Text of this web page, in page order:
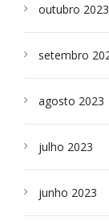
outubro 2023
setembro
agosto 2023
julho 2023
junho 2023